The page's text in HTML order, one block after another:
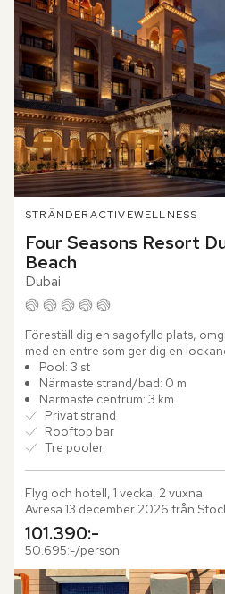
STRÄNDERACTIVEWELLNESS
Four Seasons Resort
Beach
Dubai
Föreställ dig en sagofylld plats,
med en entre som ger dig en
väntar. Välkommen till Four Seasons
Jumeirah...
Pool: 3 st
Närmaste strand/bad: 0 m
Närmaste centrum: 3 km
Privat strand
Rooftop bar
Tre pooler
Flyg och hotell, 1 vecka, 2 vuxna
Avresa 13 december 2026 från
101.390:-
50.695:-/person